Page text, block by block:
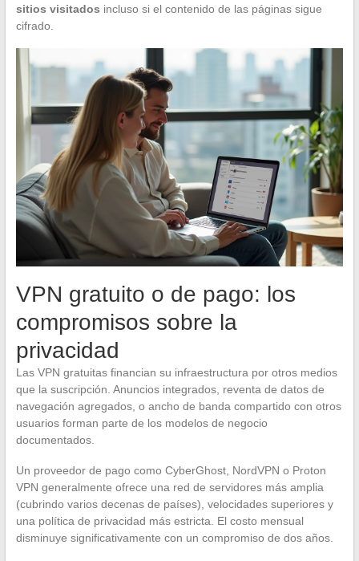
sitios visitados incluso si el contenido de las páginas sigue
cifrado.
VPN gratuito o de pago: los
compromisos sobre la
privacidad
Las VPN gratuitas financian su infraestructura por otros medios
que la suscripción. Anuncios integrados, reventa de datos de
navegación agregados, o ancho de banda compartido con otros
usuarios forman parte de los modelos de negocio
documentados.
Un proveedor de pago como CyberGhost, NordVPN o Proton
VPN generalmente ofrece una red de servidores más amplia
(cubrindo varios decenas de países), velocidades superiores y
una política de privacidad más estricta. El costo mensual
disminuye significativamente con un compromiso de dos años.